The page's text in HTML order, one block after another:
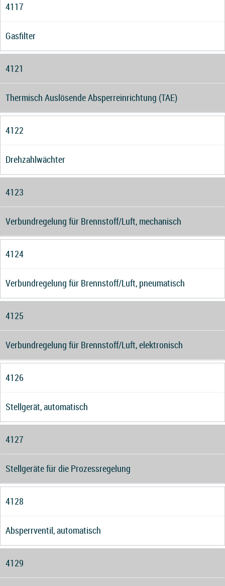
4117
Gasfilter
4121
Thermisch Auslösende Absperreinrichtung (TAE)
4122
Drehzahlwächter
4123
Verbundregelung für Brennstoff/Luft, mechanisch
4124
Verbundregelung für Brennstoff/Luft, pneumatisch
4125
Verbundregelung für Brennstoff/Luft, elektronisch
4126
Stellgerät, automatisch
4127
Stellgeräte für die Prozessregelung
4128
Absperrventil, automatisch
4129